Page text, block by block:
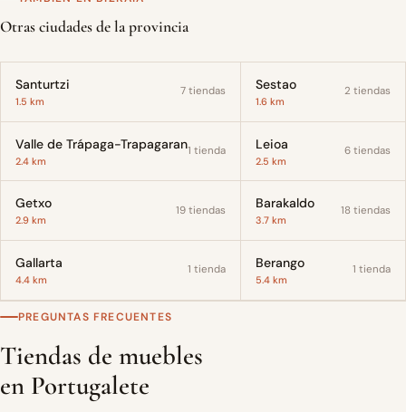
Otras ciudades de la provincia
Santurtzi
1.5 km
7 tiendas Sestao
1.6 km
2 tiendas
Valle de Trápaga-Trapagaran
2.4 km
1 tienda Leioa
2.5 km
6 tiendas
Getxo
2.9 km
19 tiendas Barakaldo
3.7 km
18 tiendas
Gallarta
4.4 km
1 tienda Berango
5.4 km
1 tienda
PREGUNTAS FRECUENTES
Tiendas de muebles
en Portugalete